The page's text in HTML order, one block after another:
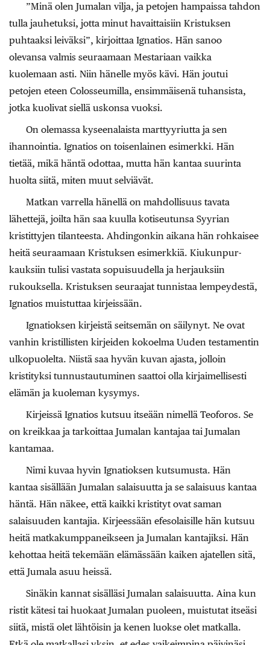
”Minä olen Jumalan vilja, ja petojen hampaissa tahdon
tulla jauhetuksi, jotta minut havaittaisiin Kristuksen
puhtaaksi leiväksi”, kirjoittaa Ignatios. Hän sanoo
olevansa valmis seuraamaan Mestariaan vaikka
kuolemaan asti. Niin hänelle myös kävi. Hän joutui
petojen eteen Colosseumilla, ensimmäisenä tuhansista,
jotka kuolivat siellä uskonsa vuoksi.
On olemassa kyseenalaista marttyyriutta ja sen
ihannointia. Ignatios on toisenlainen esimerkki. Hän
tietää, mikä häntä odottaa, mutta hän kantaa suurinta
huolta siitä, miten muut selviävät.
Matkan varrella hänellä on mahdollisuus tavata
lähettejä, joilta hän saa kuulla kotiseutunsa Syyrian
kristittyjen tilanteesta. Ahdingonkin aikana hän rohkaisee
heitä seuraamaan Kristuksen esimerkkiä. Kiukunpur­
kauksiin tulisi vastata sopuisuudella ja her­jauksiin
rukouksella. Kristuksen seuraajat tunnistaa lempeydestä,
Ignatios muistuttaa kirjeissään.
Ignatioksen kirjeistä seitsemän on säilynyt. Ne ovat
vanhin kristillisten kirjeiden kokoelma Uuden testamentin
ulkopuolelta. Niistä saa hyvän kuvan ajasta, jolloin
kristityksi tunnustautuminen saattoi olla kirjaimellisesti
elämän ja kuoleman kysymys.
Kirjeissä Ignatios kutsuu itseään nimellä Teoforos. Se
on kreikkaa ja tarkoittaa Jumalan kantajaa tai Jumalan
kantamaa.
Nimi kuvaa hyvin Ignatioksen kutsumusta. Hän
kantaa sisällään Jumalan salaisuutta ja se salaisuus kantaa
häntä. Hän näkee, että kaikki kristityt ovat saman
salaisuuden kantajia. Kirjeessään efesolaisille hän kutsuu
heitä matkakumppaneikseen ja Jumalan kantajiksi. Hän
kehottaa heitä tekemään elämässään kaiken ajatellen sitä,
että Jumala asuu heissä.
Sinäkin kannat sisälläsi Jumalan salaisuutta. Aina kun
ristit kätesi tai huokaat Jumalan puoleen, muistutat itseäsi
siitä, mistä olet lähtöisin ja kenen luokse olet matkalla.